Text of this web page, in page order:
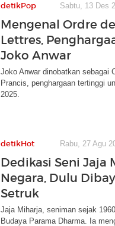
detikPop Sabtu, 13 Des
Mengenal Ordre
Lettres,
Joko Anwar
Joko Anwar dinobatkan sebagai
Prancis, penghargaan tertinggi
2025.
detikHot Rabu, 27 Agu
Dedikasi Seni Jaja
Negara, Dulu
Setruk
Jaja Miharja, seniman sejak
Budaya Parama Dharma. Ia